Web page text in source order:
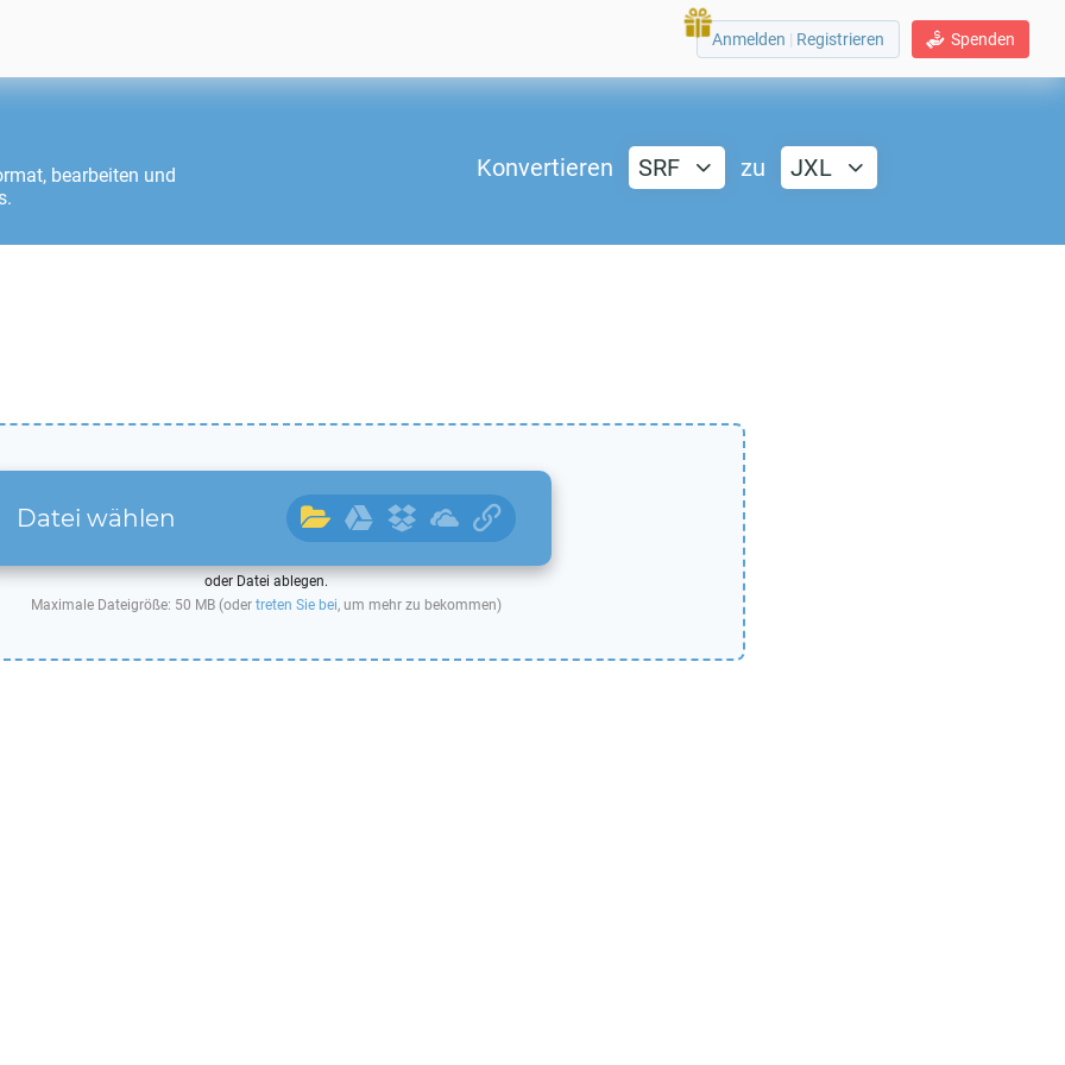
Spenden
Anmelden | Registrieren
bearbeiten und
Konvertieren SRF zu JXL
Datei wählen
oder Datei ablegen.
Maximale Dateigröße: 50 MB (oder treten Sie bei, um mehr zu bekommen)